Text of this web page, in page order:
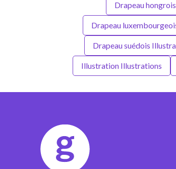
Drapeau
Drapeau
Drapeau suédois
Illustration Illustrations